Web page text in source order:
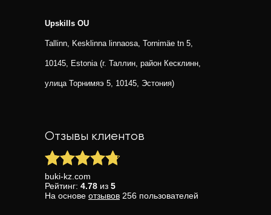
Upskills OU
Tallinn, Kesklinna linnaosa, Tornimäe tn 5,
10145, Estonia (г. Таллин, район Кесклинн,
улица Торнимяэ 5, 10145, Эстония)
Отзывы клиентов
buki-kz.com
Рейтинг: 4.78 из 5
На основе отзывов 256 пользователей